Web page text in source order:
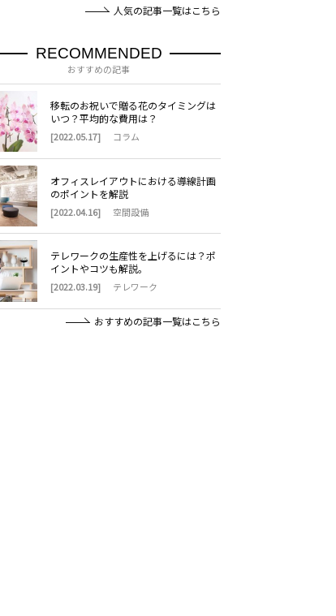
人気の記事一覧はこちら
RECOMMENDED
おすすめの記事
移転のお祝いで贈る花のタイミングは
いつ？平均的な費用は？
[2022.05.17] コラム
オフィスレイアウトにおける導線計画
のポイントを解説
[2022.04.16] 空間設備
テレワークの生産性を上げるには？ポ
イントやコツも解説。
[2022.03.19] テレワーク
おすすめの記事一覧はこちら